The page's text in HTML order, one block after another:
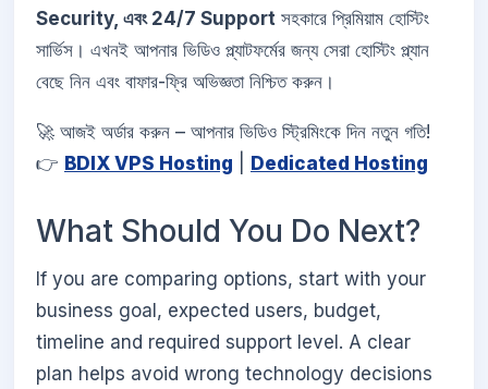
Security, এবং 24/7 Support সহকারে প্রিমিয়াম হোস্টিং
সার্ভিস। এখনই আপনার ভিডিও প্ল্যাটফর্মের জন্য সেরা হোস্টিং প্ল্যান
বেছে নিন এবং বাফার-ফ্রি অভিজ্ঞতা নিশ্চিত করুন।
🚀 আজই অর্ডার করুন – আপনার ভিডিও স্ট্রিমিংকে দিন নতুন গতি!
👉 BDIX VPS Hosting Dedicated Hosting
What Should You Do Next?
If you are comparing options, start with your
business goal, expected users, budget,
timeline and required support level. A clear
plan helps avoid wrong technology decisions